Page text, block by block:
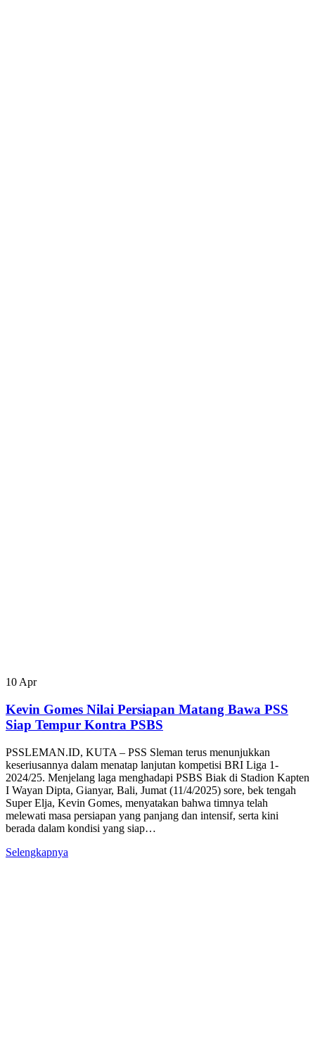
10 Apr
Kevin Gomes Nilai Persiapan Matang Bawa PSS
Siap Tempur Kontra PSBS
PSSLEMAN.ID, KUTA – PSS Sleman terus menunjukkan
keseriusannya dalam menatap lanjutan kompetisi BRI Liga 1-
2024/25. Menjelang laga menghadapi PSBS Biak di Stadion Kapten
I Wayan Dipta, Gianyar, Bali, Jumat (11/4/2025) sore, bek tengah
Super Elja, Kevin Gomes, menyatakan bahwa timnya telah
melewati masa persiapan yang panjang dan intensif, serta kini
berada dalam kondisi yang siap…
Selengkapnya